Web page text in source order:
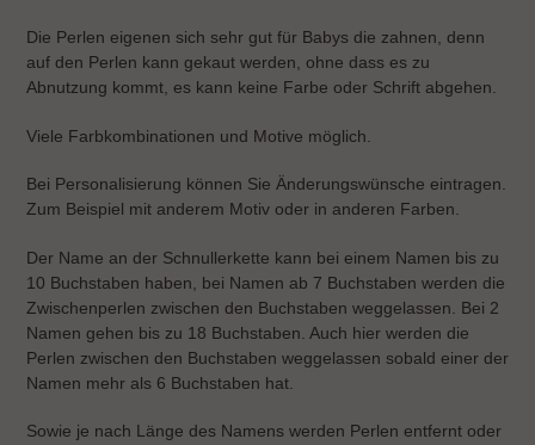
Die Perlen eigenen sich sehr gut für Babys die zahnen, denn
auf den Perlen kann gekaut werden, ohne dass es zu
Abnutzung kommt, es kann keine Farbe oder Schrift abgehen.
Viele Farbkombinationen und Motive möglich.
Bei Personalisierung können Sie Änderungswünsche eintragen.
Zum Beispiel mit anderem Motiv oder in anderen Farben.
Der Name an der Schnullerkette kann bei einem Namen bis zu
10 Buchstaben haben, bei Namen ab 7 Buchstaben werden die
Zwischenperlen zwischen den Buchstaben weggelassen. Bei 2
Namen gehen bis zu 18 Buchstaben. Auch hier werden die
Perlen zwischen den Buchstaben weggelassen sobald einer der
Namen mehr als 6 Buchstaben hat.
Sowie je nach Länge des Namens werden Perlen entfernt oder